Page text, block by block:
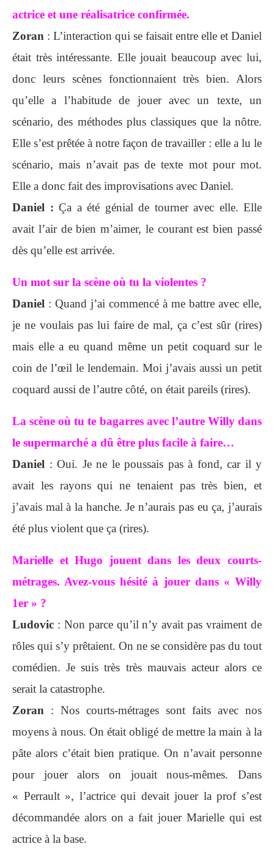
actrice et une réalisatrice confirmée.
Zoran : L’interaction qui se faisait entre elle et Daniel
était très intéressante. Elle jouait beaucoup avec lui,
donc leurs scènes fonctionnaient très bien. Alors
qu’elle a l’habitude de jouer avec un texte, un
scénario, des méthodes plus classiques que la nôtre.
Elle s’est prêtée à notre façon de travailler : elle a lu le
scénario, mais n’avait pas de texte mot pour mot.
Elle a donc fait des improvisations avec Daniel.
Daniel : Ça a été génial de tourner avec elle. Elle
avait l’air de bien m’aimer, le courant est bien passé
dès qu’elle est arrivée.
Un mot sur la scène où tu la violentes ?
Daniel : Quand j’ai commencé à me battre avec elle,
je ne voulais pas lui faire de mal, ça c’est sûr (rires)
mais elle a eu quand même un petit coquard sur le
coin de l’œil le lendemain. Moi j’avais aussi un petit
coquard aussi de l’autre côté, on était pareils (rires).
La scène où tu te bagarres avec l’autre Willy dans
le supermarché a dû être plus facile à faire…
Daniel : Oui. Je ne le poussais pas à fond, car il y
avait les rayons qui ne tenaient pas très bien, et
j’avais mal à la hanche. Je n’aurais pas eu ça, j’aurais
été plus violent que ça (rires).
Marielle et Hugo jouent dans les deux courts-
métrages. Avez-vous hésité à jouer dans « Willy
1er » ?
Ludovic : Non parce qu’il n’y avait pas vraiment de
rôles qui s’y prêtaient. On ne se considère pas du tout
comédien. Je suis très très mauvais acteur alors ce
serait la catastrophe.
Zoran : Nos courts-métrages sont faits avec nos
moyens à nous. On était obligé de mettre la main à la
pâte alors c’était bien pratique. On n’avait personne
pour jouer alors on jouait nous-mêmes. Dans
« Perrault », l’actrice qui devait jouer la prof s’est
décommandée alors on a fait jouer Marielle qui est
actrice à la base.